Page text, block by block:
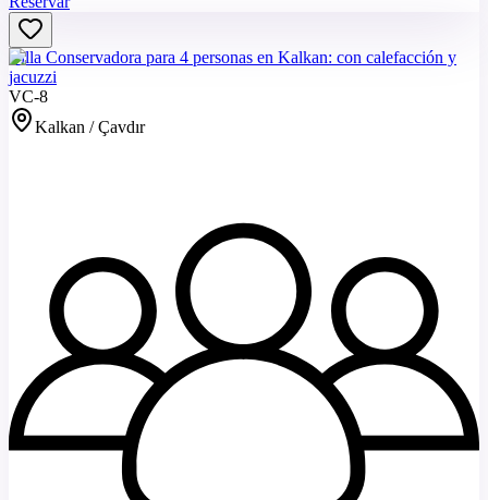
Villa Conservadora para 4 personas en Kalkan: con calefacción y
jacuzzi
VC-8
Kalkan / Çavdır